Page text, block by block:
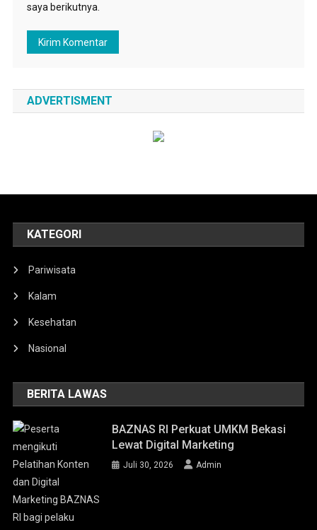
saya berikutnya.
ADVERTISMENT
KATEGORI
Pariwisata
Kalam
Kesehatan
Nasional
BERITA LAWAS
BAZNAS RI Perkuat UMKM Bekasi
Lewat Digital Marketing
Juli 30, 2026 Admin